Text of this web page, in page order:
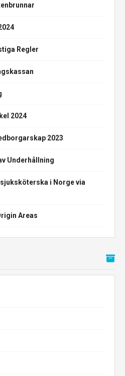
Regler
2024
2023
Underhållning
i Norge via
Areas